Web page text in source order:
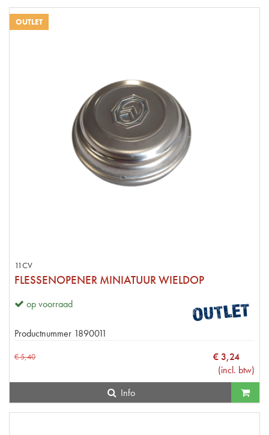
OUTLET
11CV
FLESSENOPENER MINIATUUR WIELDOP
op voorraad
Productnummer 1890011
€5,40 €3,24
(incl. btw)
Info